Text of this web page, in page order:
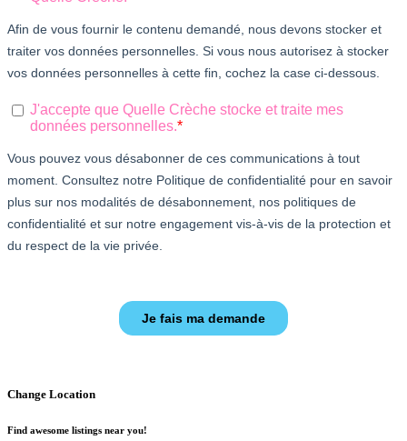
Change Location
Find awesome listings near you!